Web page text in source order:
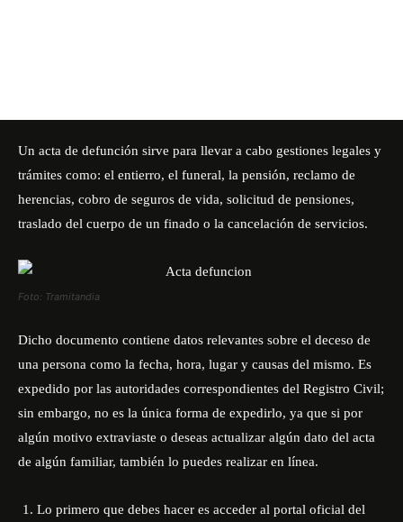
Un acta de defunción sirve para llevar a cabo gestiones legales y
trámites como: el entierro, el funeral, la pensión, reclamo de
herencias, cobro de seguros de vida, solicitud de pensiones,
traslado del cuerpo de un finado o la cancelación de servicios.
Foto: Tramitandia
Dicho documento contiene datos relevantes sobre el deceso de
una persona como la fecha, hora, lugar y causas del mismo. Es
expedido por las autoridades correspondientes del Registro Civil;
sin embargo, no es la única forma de expedirlo, ya que si por
algún motivo extraviaste o deseas actualizar algún dato del acta
de algún familiar, también lo puedes realizar en línea.
Lo primero que debes hacer es acceder al portal oficial del